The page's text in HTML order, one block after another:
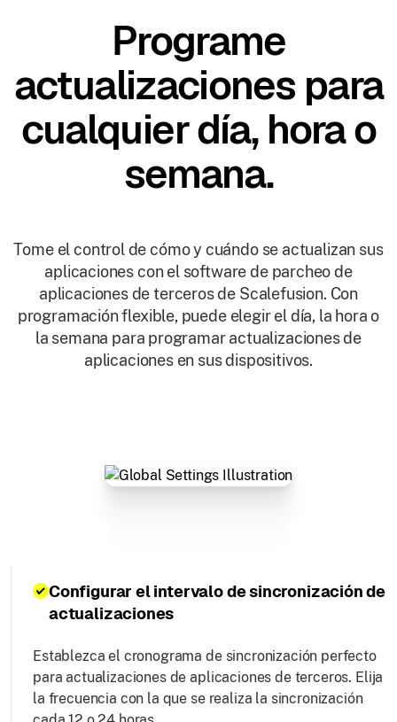
Programe
actualizaciones para
cualquier día, hora o
semana.
Tome el control de cómo y cuándo se actualizan sus
aplicaciones con el software de parcheo de
aplicaciones de terceros de Scalefusion. Con
programación flexible, puede elegir el día, la hora o
la semana para programar actualizaciones de
aplicaciones en sus dispositivos.
Configurar el intervalo de sincronización de
actualizaciones
Establezca el cronograma de sincronización perfecto
para actualizaciones de aplicaciones de terceros. Elija
la frecuencia con la que se realiza la sincronización